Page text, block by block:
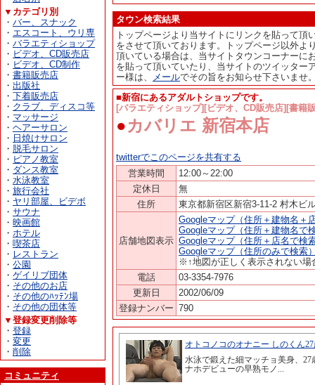
▼カテゴリ別
・ バー、スナック
・ エスコート、ウリ専
・ バラエティショップ
・ ビデオ、CD販売店
・ ビデオ、CD制作
・ 書籍販売店
・ 出版社
・ 下着販売店
・ クラブ、ディスコ等
・ マッサージ
・ ヘアーサロン
・ 日焼けサロン
・ 脱毛サロン
・ ピアノ教室
・ ダンス教室
・ 水泳教室
・ 旅行会社
・ ヤリ部屋、ビデボ
・ サウナ
・ 映画館
・ ホテル
・ 喫茶店
・ レストラン
・ 公園
・ ゲイリブ団体
・ その他のお店
・ その他のﾊｯﾃﾝ場
・ その他の団体等
▼登録変更削除等
・ 登録
・ 変更
・ 削除
コミュニティ
タウン検索結果
トップページより当サイトにリンクを貼って
をさせて頂いております。トップページ以外よ
頂いている場合は、当サイトタウンコーナーに
を貼って頂いていたり、当サイトのツイッター
ー様は、
メールでその旨をお知らせ下さいませ
■新宿にあるアダルトショップです。
[バラエティショップ][ビデオ、CD販売店][書籍
●カバリエ 新宿本店
twitterでこのページを共有する
営業時間
12:00～22:00
定休日
無
住所
東京都新宿区新宿3-11-2 村木ビ
店舗地図表示
Googleマップ（住所＋建物名＋
Googleマップ（住所＋建物名で
Googleマップ（住所＋店名で検
Googleマップ（住所のみで検索
※↑地図が正しく表示されない場
電話
03-3354-7976
更新日
2002/06/09
登録ナンバー 790